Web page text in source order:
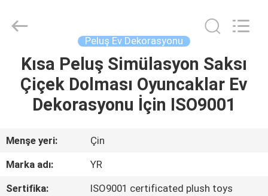
ÜRÜN:%
HAKKIMIZDA
Reserved.
Peluş Ev Dekorasyonu
Kısa Peluş Simülasyon Saksı
Çiçek Dolması Oyuncaklar Ev
Dekorasyonu İçin ISO9001
Menşe yeri:
Çin
Marka adı:
YR
Sertifika:
ISO9001 certificated plush toys